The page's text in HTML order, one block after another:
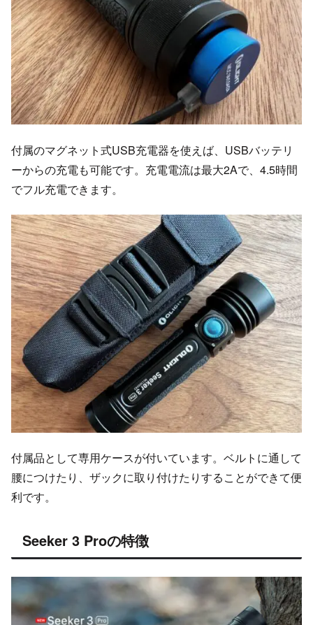
付属のマグネット式USB充電器を使えば、USBバッテリ
ーからの充電も可能です。充電電流は最大2Aで、4.5時間
でフル充電できます。
付属品として専用ケースが付いています。ベルトに通して
腰につけたり、ザックに取り付けたりすることができて便
利です。
Seeker 3 Proの特徴